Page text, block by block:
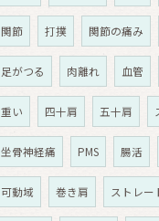
関節 打撲 関節の痛み
足がつる 肉離れ 血管
重い 四十肩 五十肩
坐骨神経痛 PMS 腸活
可動域 巻き肩 ストレー